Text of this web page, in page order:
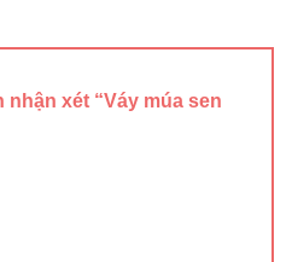
nhận xét “Váy múa sen